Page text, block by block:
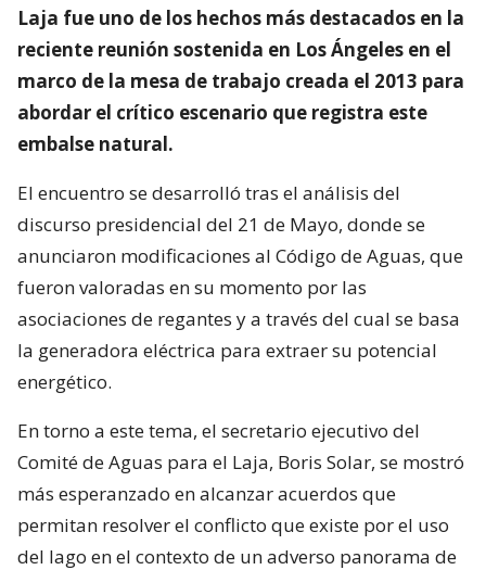
Laja fue uno de los hechos más destacados en la
reciente reunión sostenida en Los Ángeles en el
marco de la mesa de trabajo creada el 2013 para
abordar el crítico escenario que registra este
embalse natural.
El encuentro se desarrolló tras el análisis del
discurso presidencial del 21 de Mayo, donde se
anunciaron modificaciones al Código de Aguas, que
fueron valoradas en su momento por las
asociaciones de regantes y a través del cual se basa
la generadora eléctrica para extraer su potencial
energético.
En torno a este tema, el secretario ejecutivo del
Comité de Aguas para el Laja, Boris Solar, se mostró
más esperanzado en alcanzar acuerdos que
permitan resolver el conflicto que existe por el uso
del lago en el contexto de un adverso panorama de